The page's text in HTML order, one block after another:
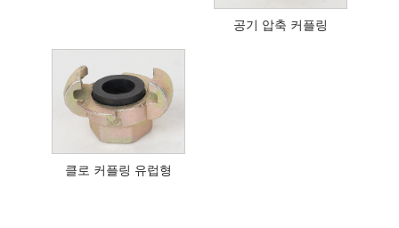
공기 압축 커플링
클로 커플링 유럽형